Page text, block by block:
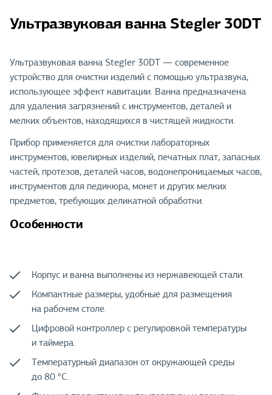
Ультразвуковая ванна Stegler 30DT
Ультразвуковая ванна Stegler 30DT — современное
устройство для очистки изделий с помощью ультразвука,
использующее эффект кавитации. Ванна предназначена
для удаления загрязнений с инструментов, деталей и
мелких объектов, находящихся в чистящей жидкости.
Прибор применяется для очистки лабораторных
инструментов, ювелирных изделий, печатных плат, запасных
частей, протезов, деталей часов, водонепроницаемых часов,
инструментов для педикюра, монет и других мелких
предметов, требующих деликатной обработки.
Особенности
Корпус и ванна выполнены из нержавеющей стали.
Компактные размеры, удобные для размещения
на рабочем столе.
Цифровой контроллер с регулировкой температуры
и таймера.
Температурный диапазон от окружающей среды
до 80 °С.